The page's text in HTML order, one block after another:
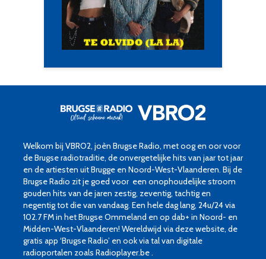
Welkom bij VBRO2, joèn Brugse Radio, met oog en oor voor
de Brugse radiotraditie, de onvergetelijke hits van jaar tot jaar
en de artiesten uit Brugge en Noord-West-Vlaanderen. Bij de
Brugse Radio zit je goed voor een onophoudelijke stroom
gouden hits van de jaren zestig, zeventig, tachtig en
negentig tot die van vandaag. Een hele dag lang, 24u/24 via
102.7 FM in het Brugse Ommeland en op dab+ in Noord- en
Midden-West-Vlaanderen! Wereldwijd via deze website, de
gratis app ‘Brugse Radio’ en ook via tal van digitale
radioportalen zoals Radioplayer.be .